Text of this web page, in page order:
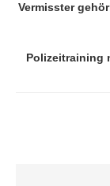
Vermisster
Polizeitraining